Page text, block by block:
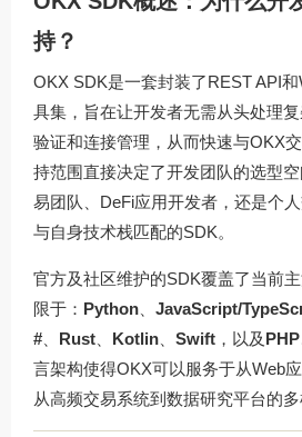
持？
OKX SDK是一套封装了REST API
具集，旨在让开发者无需从头处理
验证和连接管理，从而快速与OKX
持范围直接决定了开发团队的选型
易团队、DeFi应用开发者，还是个
与自身技术栈匹配的SDK。
官方及社区维护的SDK覆盖了当前
限于： Python JavaScript/
#
Rust Kotlin Swift ，以及 PHP
言架构使得OKX可以服务于从Web
从高频交易系统到数据研究平台的多